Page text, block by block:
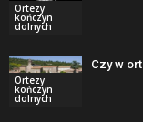
Ortezy
kończyn
dolnych
Ortezy
kończyn
dolnych
Czy w